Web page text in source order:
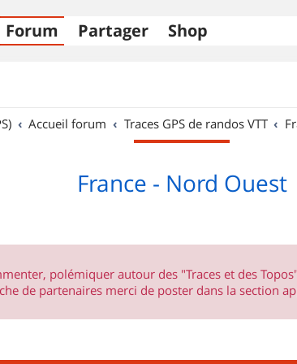
Forum Partager Shop
Accueil forum Traces GPS de randos VTT
France - Nord Ouest
polémiquer autour des "Traces et des
de partenaires merci de poster dans la section